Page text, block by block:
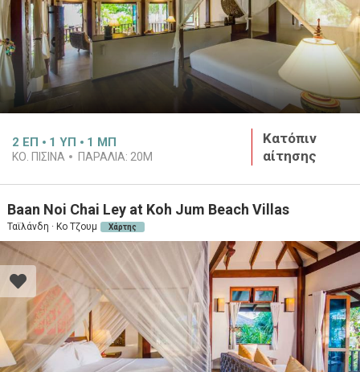
2 ΕΠ 1 ΥΠ 1 ΜΠ
ΚΟ. ΠΙΣΙΝΑ ΠΑΡΑΛΙΑ: 20M
Κατόπιν
αίτησης
Baan Noi Chai Ley at Koh Jum Beach Villas
Ταϊλάνδη · Κο Τζουμ Χάρτης